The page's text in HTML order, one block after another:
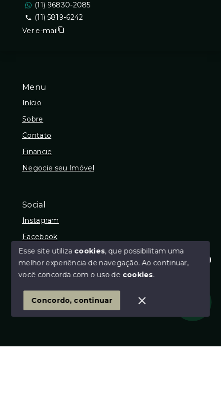
Olá! Estamos disponíveis para te ajudar.
Menu
Início
Sobre
Contato
Financie
Negocie seu Imóvel
Social
Instagram
Facebook
© Copyright 2026 - DJF IMÓVEIS - CRECI: 26619J -
SITE PARA IMOBILIARIA
(11) 96830-2085
(11) 5819-6242
Ver e-mail
Esse site utiliza cookies, que possibilitam uma
melhor experiência de navegação.Ao continuar,
você concorda com o uso de cookies.
Concordo, continuar